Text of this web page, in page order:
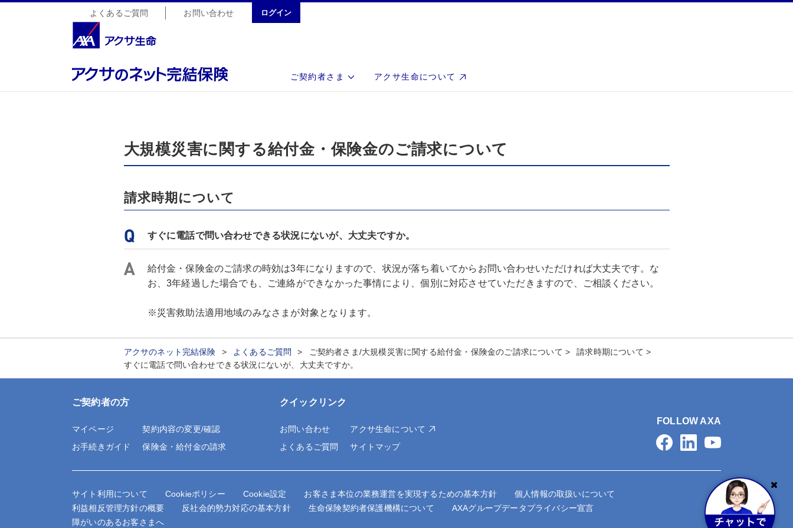
よくあるご質問 お問い合わせ ログイン
ご契約者さま アクサ生命について
大規模災害に関する給付金・保険金のご請求について
請求時期について
すぐに電話で問い合わせできる状況にないが、大丈夫ですか。
給付金・保険金のご請求の時効は3年になりますので、状況が落ち着いてからお問い合わせいただければ大丈夫です。な
お、3年経過した場合でも、ご連絡ができなかった事情により、個別に対応させていただきますので、ご相談ください。
※災害救助法適用地域のみなさまが対象となります。
アクサのネット完結保険 よくあるご質問 ご契約者さま/大規模災害に関する給付金・保険金のご請求について
請求時期について
すぐに電話で問い合わせできる状況にないが、大丈夫ですか。
ご契約者の方
マイページ
契約内容の変更/確認
お手続きガイド
保険金・給付金の請求
クイックリンク
お問い合わせ
アクサ生命について
よくあるご質問
サイトマップ
FOLLOW AXA
サイト利用について Cookieポリシー Cookie設定 お客さま本位の業務運営を実現するための基本方針
個人情報の取扱いについて
利益相反管理方針の概要
反社会的勢力対応の基本方針 生命保険契約者保護機構について
AXAグループデータプライバシー宣言
障がいのあるお客さまへ